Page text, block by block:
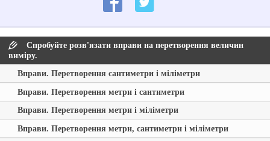
Спробуйте розв'язати вправи на перетворення величин
виміру.
Вправи. Перетворення сантиметри і міліметри
Вправи. Перетворення метри і сантиметри
Вправи. Перетворення метри і міліметри
Вправи. Перетворення метри, сантиметри і міліметри